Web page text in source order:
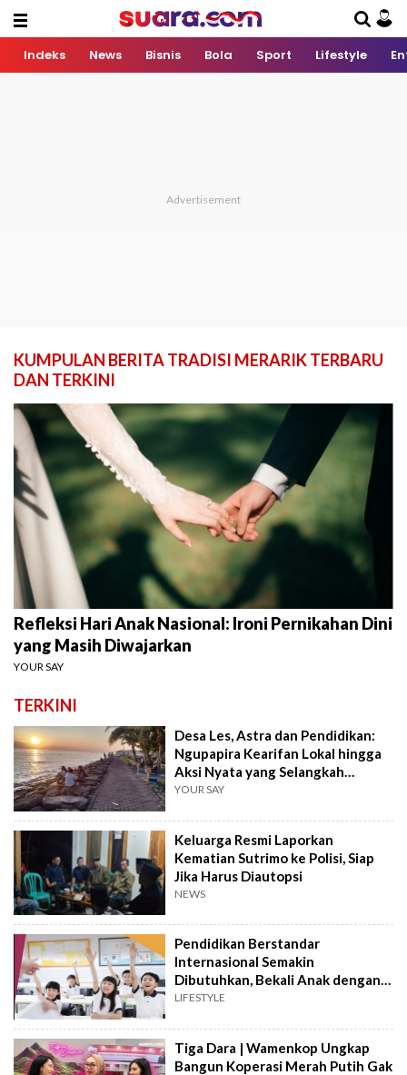
Indeks News Bisnis Bola Sport Lifestyle
KUMPULAN BERITA TRADISI MERARIK TERBARU
DAN TERKINI
Refleksi Hari Anak Nasional: Ironi Pernikahan Dini
yang Masih Diwajarkan
YOUR SAY
TERKINI
Desa Les, Astra dan Pendidikan:
Ngupapira Kearifan Lokal hingga
Aksi Nyata yang Selangkah
Mendahului
YOUR SAY
Keluarga Resmi Laporkan
Kematian Sutrimo ke Polisi, Siap
Jika Harus Diautopsi
NEWS
Pendidikan Berstandar
Internasional Semakin
Dibutuhkan, Bekali Anak dengan
Keterampilan Masa Depan
LIFESTYLE
Tiga Dara | Wamenkop Ungkap
Bangun Koperasi Merah Putih Gak